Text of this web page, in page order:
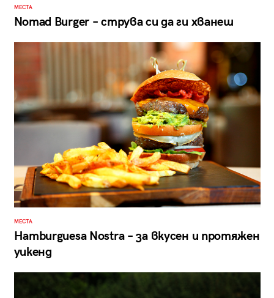
МЕСТА
Nomad Burger – струва си да ги хванеш
МЕСТА
Hamburguesa Nostra – за вкусен и протяжен
уикенд